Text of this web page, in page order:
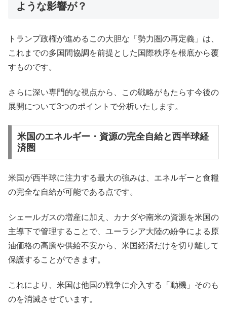
ような影響が？
トランプ政権が進めるこの大胆な「勢力圏の再定義」は、
これまでの多国間協調を前提とした国際秩序を根底から覆
すものです。
さらに深い専門的な視点から、この戦略がもたらす今後の
展開について3つのポイントで分析いたします。
米国のエネルギー・資源の完全自給と西半球経
済圏
米国が西半球に注力する最大の強みは、エネルギーと食糧
の完全な自給が可能である点です。
シェールガスの増産に加え、カナダや南米の資源を米国の
主導下で管理することで、ユーラシア大陸の紛争による原
油価格の高騰や供給不安から、米国経済だけを切り離して
保護することができます。
これにより、米国は他国の戦争に介入する「動機」そのも
のを消滅させています。